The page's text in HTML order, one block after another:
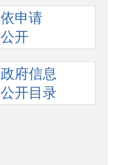
依申请
公开
政府信息
公开目录